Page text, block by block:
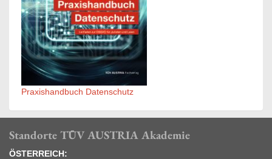
Praxishandbuch Datenschutz
Standorte TÜV AUSTRIA Akademie
ÖSTERREICH: